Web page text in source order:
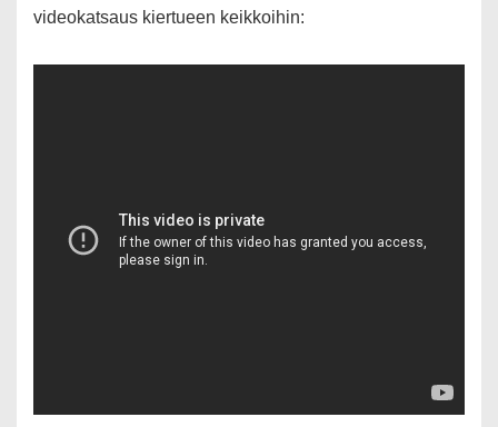
videokatsaus kiertueen keikkoihin: